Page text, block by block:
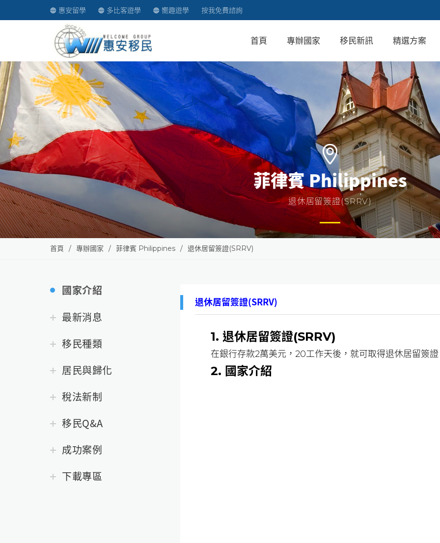
惠安留學 多比客遊學 嚮趣遊學 按我免費諮詢
首頁 專辦國家 移民新訊 精選方案
菲律賓 Philippines
退休居留簽證(SRRV)
首頁 專辦國家 菲律賓 Philippines 退休居留簽證(SRRV)
國家介紹
最新消息
移民種類
居民與歸化
稅法新制
移民Q&A
成功案例
下載專區
退休居留簽證(SRRV)
1. 退休居留簽證(SRRV)
在銀行存款2萬美元，20工作天後，就可取得退休居留簽
2. 國家介紹